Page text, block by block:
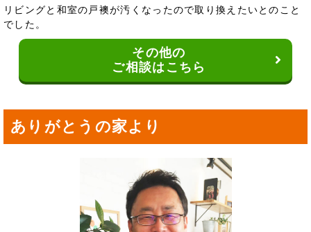
リビングと和室の戸襖が汚くなったので取り換えたいとのこと
でした。
その他の
ご相談はこちら
ありがとうの家より